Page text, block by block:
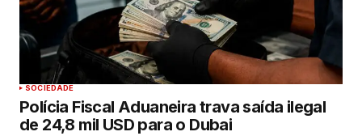
SOCIEDADE
Polícia Fiscal Aduaneira trava saída ilegal
de 24,8 mil USD para o Dubai